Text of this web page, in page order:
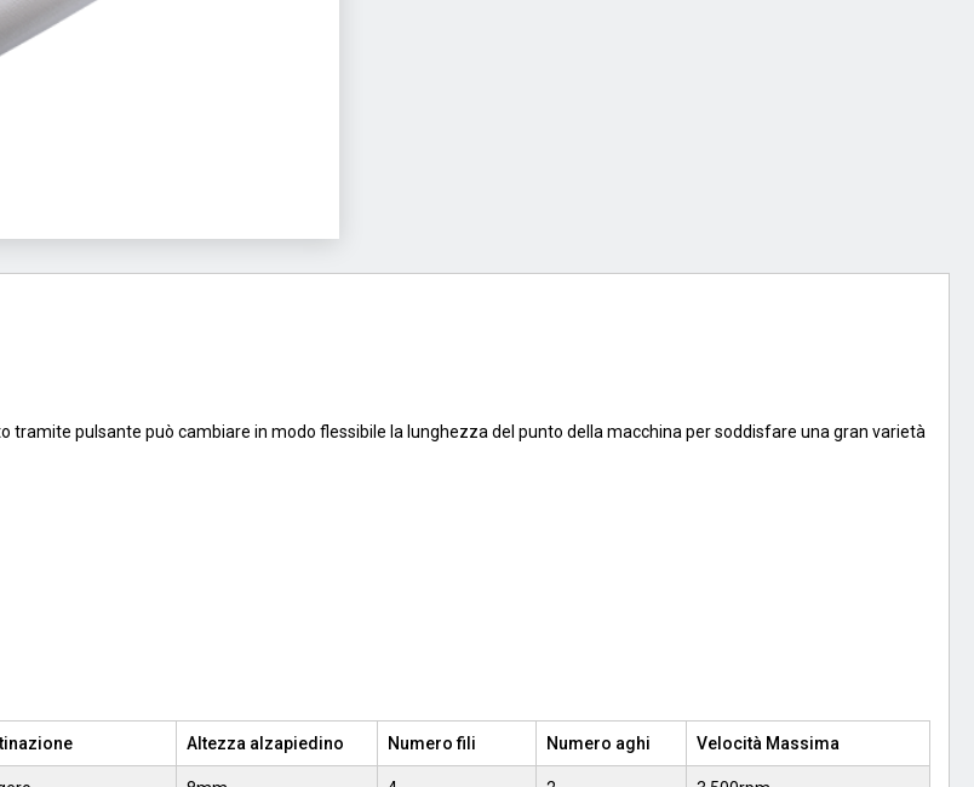
tramite pulsante può cambiare in modo flessibile la lunghezza del punto della macchina per soddisfare una gran varietà
Altezza alzapiedino Numero fili Numero aghi Velocità Massima